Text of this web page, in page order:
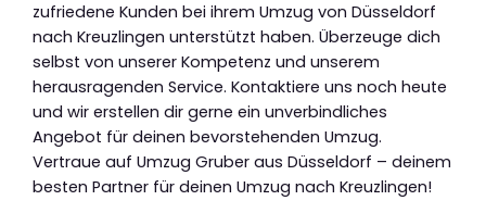
zufriedene Kunden bei ihrem Umzug von Düsseldorf
nach Kreuzlingen unterstützt haben. Überzeuge dich
selbst von unserer Kompetenz und unserem
herausragenden Service. Kontaktiere uns noch heute
und wir erstellen dir gerne ein unverbindliches
Angebot für deinen bevorstehenden Umzug.
Vertraue auf Umzug Gruber aus Düsseldorf – deinem
besten Partner für deinen Umzug nach Kreuzlingen!